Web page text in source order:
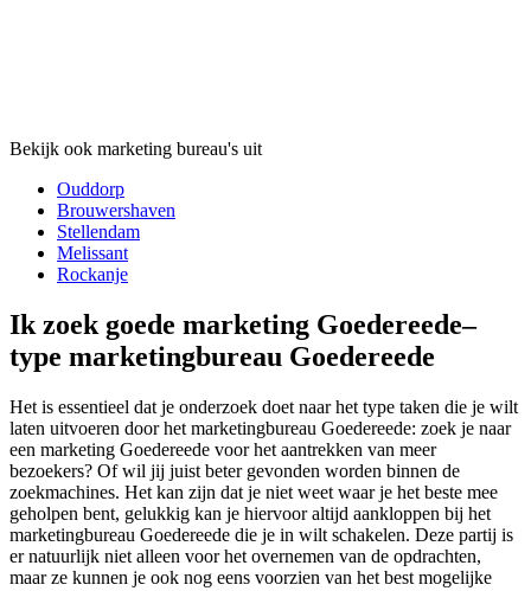
Bekijk ook marketing bureau's uit
Ouddorp
Brouwershaven
Stellendam
Melissant
Rockanje
Ik zoek goede marketing Goedereede–
type marketingbureau Goedereede
Het is essentieel dat je onderzoek doet naar het type taken die je wilt
laten uitvoeren door het marketingbureau Goedereede: zoek je naar
een marketing Goedereede voor het aantrekken van meer
bezoekers? Of wil jij juist beter gevonden worden binnen de
zoekmachines. Het kan zijn dat je niet weet waar je het beste mee
geholpen bent, gelukkig kan je hiervoor altijd aankloppen bij het
marketingbureau Goedereede die je in wilt schakelen. Deze partij is
er natuurlijk niet alleen voor het overnemen van de opdrachten,
maar ze kunnen je ook nog eens voorzien van het best mogelijke